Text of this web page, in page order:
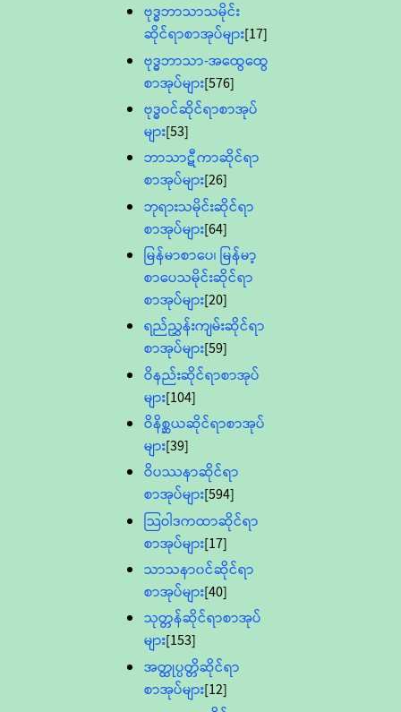
ဗုဒ္ဓဘာသာသမိုင်း
ဆိုင်ရာစာအုပ်များ[17]
ဗုဒ္ဓဘာသာ-အထွေထွေ
စာအုပ်များ[576]
ဗုဒ္ဓဝင်ဆိုင်ရာစာအုပ်
များ[53]
ဘာသာဋီကာဆိုင်ရာ
စာအုပ်များ[26]
ဘုရားသမိုင်းဆိုင်ရာ
စာအုပ်များ[64]
မြန်မာစာပေ၊ မြန်မာ့
စာပေသမိုင်းဆိုင်ရာ
စာအုပ်များ[20]
ရည်ညွှန်းကျမ်းဆိုင်ရာ
စာအုပ်များ[59]
ဝိနည်းဆိုင်ရာစာအုပ်
များ[104]
ဝိနိစ္ဆယဆိုင်ရာစာအုပ်
များ[39]
ဝိပဿနာဆိုင်ရာ
စာအုပ်များ[594]
သြဝါဒကထာဆိုင်ရာ
စာအုပ်များ[17]
သာသနာ၀င်ဆိုင်ရာ
စာအုပ်များ[40]
သုတ္တန်ဆိုင်ရာစာအုပ်
များ[153]
အတ္ထုပ္ပတ္တိဆိုင်ရာ
စာအုပ်များ[12]